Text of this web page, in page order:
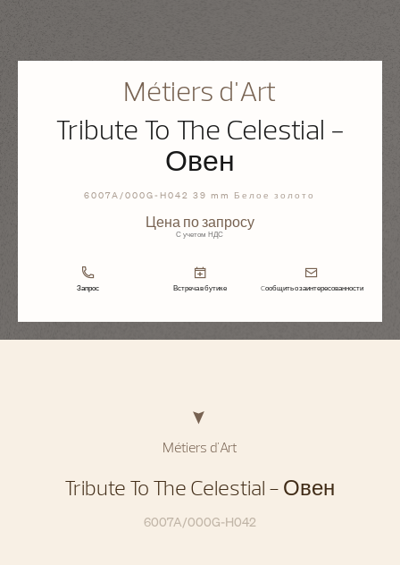
Métiers d'Art
Tribute To The Celestial -
Овен
6007A/000G-H042 39 mm Белое золото
Цена по запросу
С учетом НДС
Запрос Встреча в бутике Cообщить о заинтересованности
Métiers d'Art
Tribute To The Celestial - Овен
6007A/000G-H042